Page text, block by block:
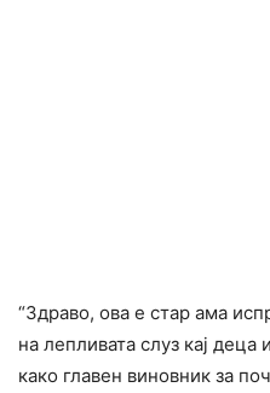
“Здраво, ова е стар ама
на лепливата слуз кај деца
како главен виновник за